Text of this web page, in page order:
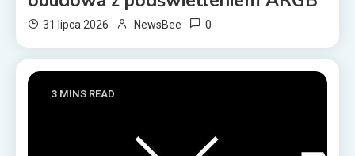
31 lipca 2026 NewsBee 0
3 MINS READ